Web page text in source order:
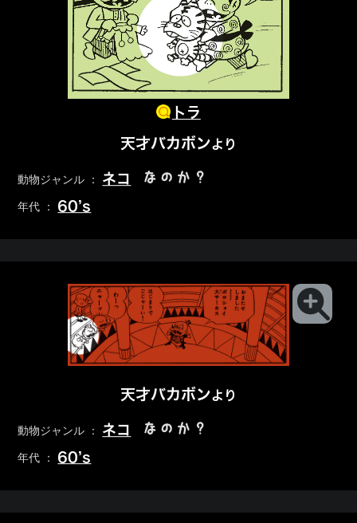
トラ
天才バカボンより
動物ジャンル ： ネコ なのか？
年代 ： 60’s
天才バカボンより
動物ジャンル ： ネコ なのか？
年代 ： 60’s